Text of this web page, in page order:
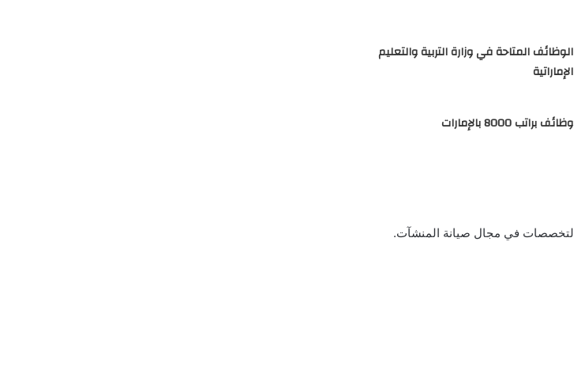
الوظائف المتاحة في وزارة التربية والتعليم
الإماراتية
وظائف براتب 8000 بالإمارات